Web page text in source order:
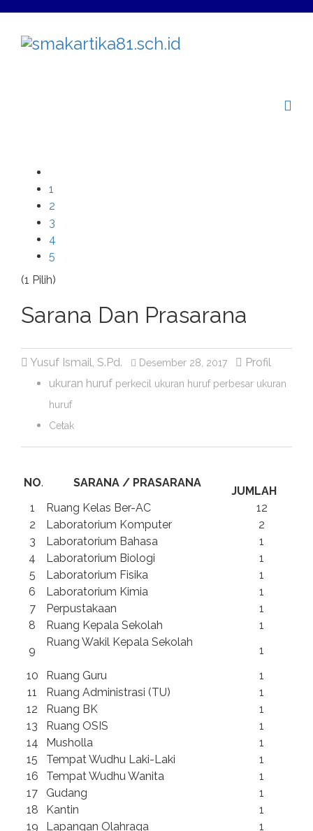
1
2
3
4
5
(1 Pilih)
Sarana Dan Prasarana
Yusuf Ismail, S.Pd. Desember 28, 2017
Profil
ukuran huruf perkecil ukuran huruf perbesar ukuran
huruf
Cetak
NO. SARANA / PRASARANA
JUMLAH
1
Ruang Kelas Ber-AC
12
2
Laboratorium Komputer
2
3
Laboratorium Bahasa
1
4
Laboratorium Biologi
1
5
Laboratorium Fisika
1
6
Laboratorium Kimia
1
7
Perpustakaan
1
8
Ruang Kepala Sekolah
1
9
Ruang Wakil Kepala Sekolah
1
10
Ruang Guru
1
11
Ruang Administrasi (TU)
1
12
Ruang BK
1
13
Ruang OSIS
1
14
Musholla
1
15
Tempat Wudhu Laki-Laki
1
16
Tempat Wudhu Wanita
1
17
Gudang
1
18
Kantin
1
19
Lapangan Olahraga
1